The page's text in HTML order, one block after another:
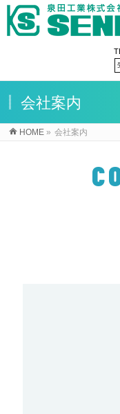
会社案内
HOME » 会社案内